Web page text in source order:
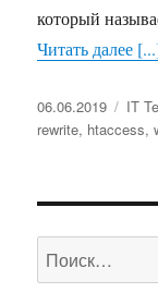
который
Читать далее
Опубликовано
06.06.2019 IT
rewrite, htaccess,
Искать: